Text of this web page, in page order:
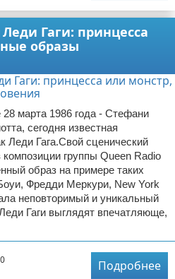
Гаги: принцесса
образы
марта 1986 года - Стефани
сегодня известная
Леди Гага.Свой сценический
группы Queen Radio
образ на примере таких
Фредди Меркури, New York
неповторимый и уникальный
Гаги выглядят впечатляюще,
Подробнее